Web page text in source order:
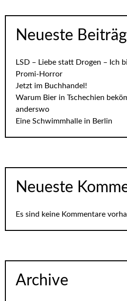
Neueste
LSD – Liebe statt Drogen – Ich
Promi-Horror
Jetzt im Buchhandel!
Warum Bier in Tschechien
anderswo
Eine Schwimmhalle in Berlin
Neueste
Es sind keine Kommentare
Archive